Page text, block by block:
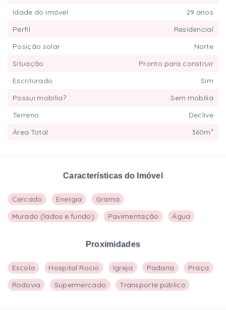
Características do Imóvel
Cercado Energia
Grama
Murado (lados e fundo)
Pavimentação Água
Proximidades
Escola Hospital Rocio Igreja Padaria
Praça
Rodovia
Supermercado Transporte público
Idade do imóvel
29 anos
Perfil
Residencial
Posição solar
Norte
Situação
Pronto para construir
Escriturado
Sim
Possui mobília?
Sem mobília
Terreno
Declive
Área Total
360m²